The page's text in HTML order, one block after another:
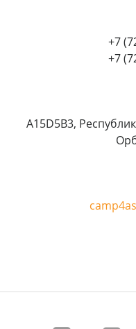
+7
+7
A15D5B3,